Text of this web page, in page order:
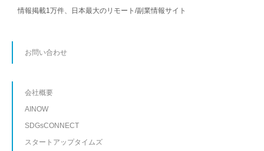
情報掲載1万件、日本最大のリモート/副業情報サイト
お問い合わせ
会社概要
AINOW
SDGsCONNECT
スタートアップタイムズ